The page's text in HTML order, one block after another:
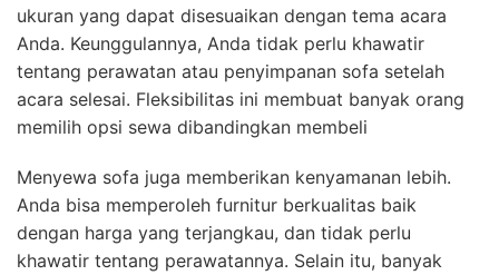
ukuran yang dapat disesuaikan dengan tema acara
Anda. Keunggulannya, Anda tidak perlu khawatir
tentang perawatan atau penyimpanan sofa setelah
acara selesai. Fleksibilitas ini membuat banyak orang
memilih opsi sewa dibandingkan membeli
Menyewa sofa juga memberikan kenyamanan lebih.
Anda bisa memperoleh furnitur berkualitas baik
dengan harga yang terjangkau, dan tidak perlu
khawatir tentang perawatannya. Selain itu, banyak